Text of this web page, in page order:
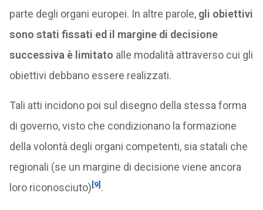
parte degli organi europei. In altre parole, gli obiettivi
sono stati fissati ed il margine di decisione
successiva è limitato alle modalità attraverso cui gli
obiettivi debbano essere realizzati.
Tali atti incidono poi sul disegno della stessa forma
di governo, visto che condizionano la formazione
della volontà degli organi competenti, sia statali che
regionali (se un margine di decisione viene ancora
loro riconosciuto)[9] .